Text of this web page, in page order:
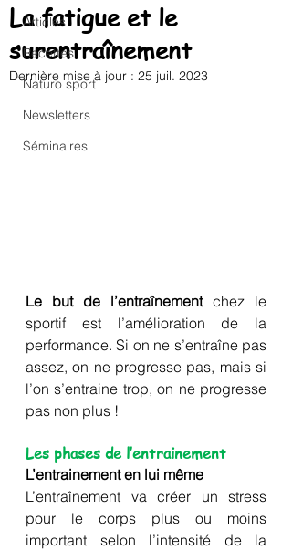
Articles
Recettes
Naturo sport
Newsletters
Séminaires
La fatigue et le
surentraînement
Dernière mise à jour : 25 juil. 2023
Le but de l’entraînement chez le
sportif est l’amélioration de la
performance. Si on ne s’entraîne pas
assez, on ne progresse pas, mais si
l’on s’entraine trop, on ne progresse
pas non plus !
Les phases de l’entrainement
L’entrainement en lui même
L’entraînement va créer un stress
pour le corps plus ou moins
important selon l’intensité de la